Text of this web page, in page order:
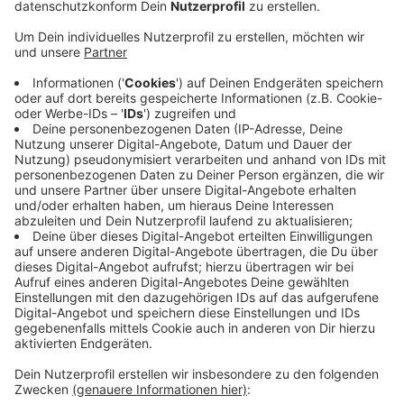
evangelischen Kirche in Hellenthal keine neuen
Ermittlungsansätze. Und damit auch nichts, was
die Staatsanwaltschaft aktuell weiter überprüfen
könnte. Sollten sich aber plötzlich neue Ansätze
ergeben, kann die Staatsanwaltschaft die
Ermittlungen jederzeit wieder aufnehmen.
Nach den anderen Bränden im Südkreis – im
Gymnasium in Schleiden und im Sägewerk in
Haperscheid – ermittelt die Staatsanwaltschaft
übrigens noch weiter. Hier werden noch Spuren
ausgewertet. Eine heiße Spur sei allerdings aktuell
nicht darunter, heißt es von der
Staatsanwaltschaft.
Veröffentlicht:Freitag, 05.04.2019 12:34
Anzeige